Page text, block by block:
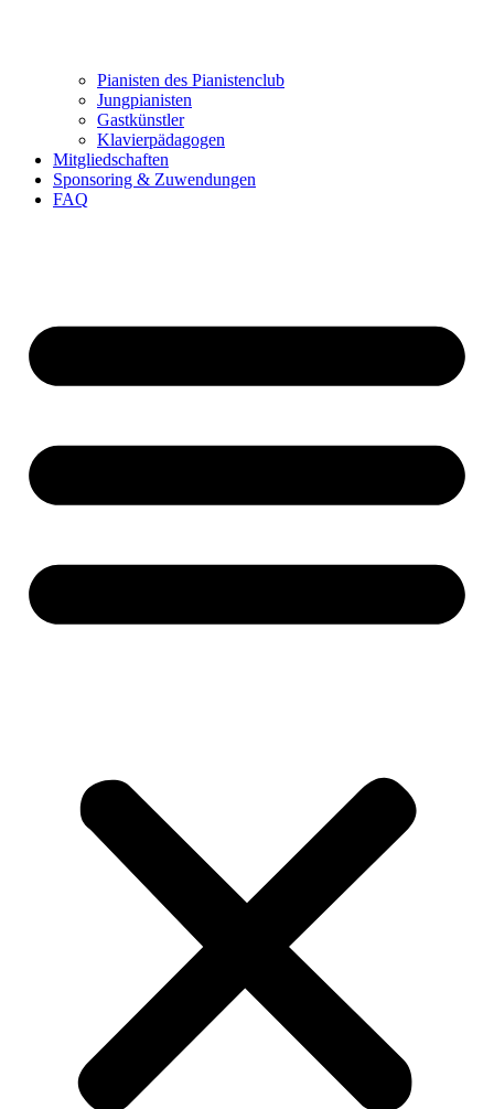
Pianisten des Pianistenclub
Jungpianisten
Gastkünstler
Klavierpädagogen
Mitgliedschaften
Sponsoring & Zuwendungen
FAQ